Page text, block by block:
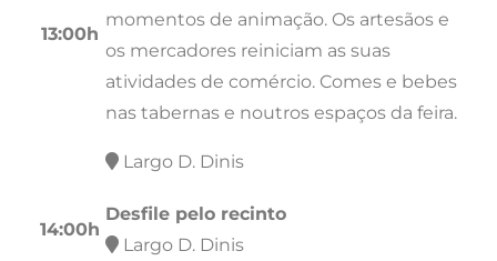
13:00h
momentos de animação. Os artesãos e
os mercadores reiniciam as suas
atividades de comércio. Comes e bebes
nas tabernas e noutros espaços da feira.
Largo D. Dinis
14:00h
Desfile pelo recinto
Largo D. Dinis